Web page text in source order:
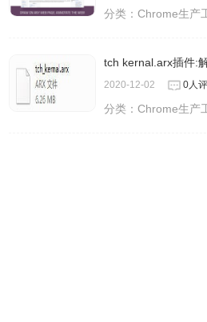
分类：Chrome生产
tch kernal.arx插件:
2020-12-02 0人
分类：Chrome生产